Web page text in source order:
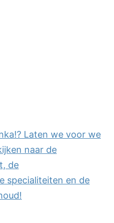
Laten we voor we
naar de
de
specialiteiten en de